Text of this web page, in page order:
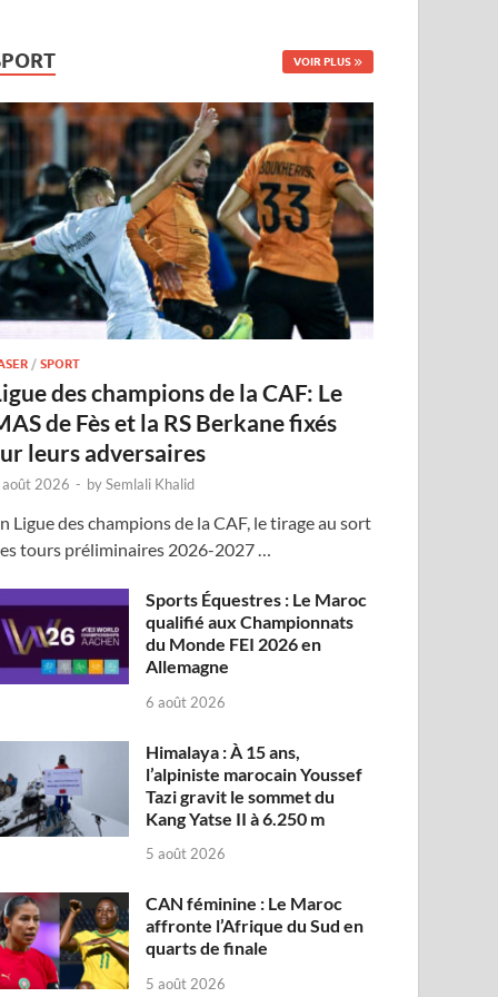
VOIR PLUS
/SPORT
des champions de la CAF: Le
de Fès et la RS Berkane fixés
leurs adversaires
2026 - bySemlali Khalid
Ligue des champions de la CAF, le tirage au sort
tours préliminaires 2026-2027 …
Sports Équestres : Le Maroc
qualifié aux Championnats
du Monde FEI 2026 en
Allemagne
6 août 2026
Himalaya : À 15 ans,
l’alpiniste marocain Youssef
Tazi gravit le sommet du
Kang Yatse II à 6.250 m
5 août 2026
CAN féminine : Le Maroc
affronte l’Afrique du Sud en
quarts de finale
5 août 2026